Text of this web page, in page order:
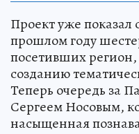
Проект уже показал
прошлом году
посетивших
созданию
Теперь очередь за
Сергеем Носовым,
насыщенная